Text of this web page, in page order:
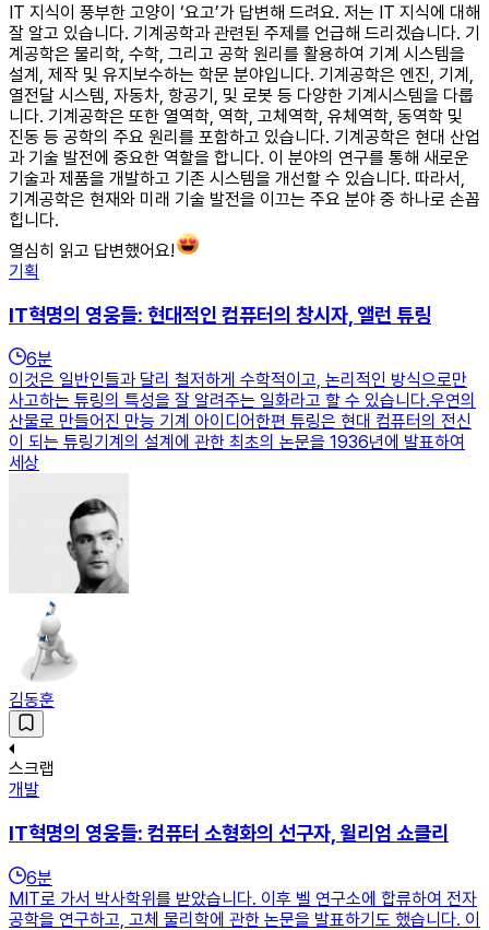
IT 지식이 풍부한 고양이 ‘요고’가 답변해 드려요. 저는 IT 지식에 대해
잘 알고 있습니다. 기계공학과 관련된 주제를 언급해 드리겠습니다. 기
계공학은 물리학, 수학, 그리고 공학 원리를 활용하여 기계 시스템을
설계, 제작 및 유지보수하는 학문 분야입니다. 기계공학은 엔진, 기계,
열전달 시스템, 자동차, 항공기, 및 로봇 등 다양한 기계시스템을 다룹
니다. 기계공학은 또한 열역학, 역학, 고체역학, 유체역학, 동역학 및
진동 등 공학의 주요 원리를 포함하고 있습니다. 기계공학은 현대 산업
과 기술 발전에 중요한 역할을 합니다. 이 분야의 연구를 통해 새로운
기술과 제품을 개발하고 기존 시스템을 개선할 수 있습니다. 따라서,
기계공학은 현재와 미래 기술 발전을 이끄는 주요 분야 중 하나로 손꼽
힙니다.
열심히 읽고 답변했어요!
기획
IT혁명의 영웅들: 현대적인 컴퓨터의 창시자, 앨런 튜링
6분
이것은 일반인들과 달리 철저하게 수학적이고, 논리적인 방식으로만
사고하는 튜링의 특성을 잘 알려주는 일화라고 할 수 있습니다.우연의
산물로 만들어진 만능 기계 아이디어한편 튜링은 현대 컴퓨터의 전신
이 되는 튜링기계의 설계에 관한 최초의 논문을 1936년에 발표하여
세상
김동훈
스크랩
개발
IT혁명의 영웅들: 컴퓨터 소형화의 선구자, 윌리엄 쇼클리
6분
MIT로 가서 박사학위를 받았습니다. 이후 벨 연구소에 합류하여 전자
공학을 연구하고, 고체 물리학에 관한 논문을 발표하기도 했습니다. 이